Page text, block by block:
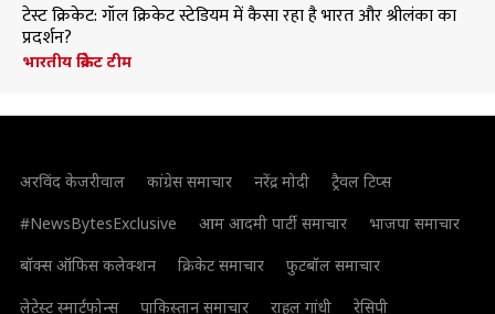
टेस्ट क्रिकेट: गॉल क्रिकेट स्टेडियम में कैसा रहा है भारत और श्रीलंका का
प्रदर्शन?
भारतीय क्रिकेट टीम
अरविंद केजरीवाल कांग्रेस समाचार नरेंद्र मोदी
ट्रैवल टिप्स
#NewsBytesExclusive
आम आदमी पार्टी समाचार
भाजपा समाचार
बॉक्स ऑफिस कलेक्शन
क्रिकेट समाचार
फुटबॉल समाचार
लेटेस्ट स्मार्टफोन्स
पाकिस्तान समाचार राहुल गांधी
रेसिपी